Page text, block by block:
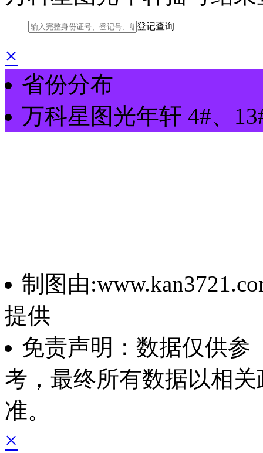
登记查询
×
省份分布
万科星图光年轩 4#、
制图由
提供
免责声明：数据仅供参
考，最终所有数据以相
准。
×